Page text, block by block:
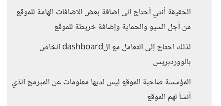
الحقيقة أنني أحتاج إلى إضافة بعض الاضافات الهامة للموقع
من أجل السيو والحماية وإضافة خريطة للموقع
لذلك احتاج إلى التعامل مع الdashboard الخاص
بالووردبريس
المؤسسة صاحبة الموقع ليس لديها معلومات عن المبرمج الذي
أنشأ لهم الموقع